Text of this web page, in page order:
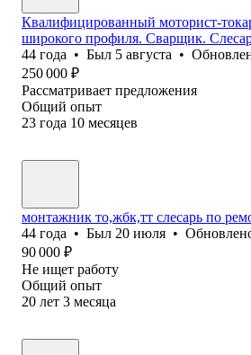
Квалифицированный моторист-
широкого профиля. Сварщик.
44 года • Был 5 августа •
250 000 ₽
Рассматривает предложения
Общий опыт
23 года 10 месяцев
монтажник то,жбк,тт слесарь по
44 года • Был 20 июля •
90 000 ₽
Не ищет работу
Общий опыт
20 лет 3 месяца